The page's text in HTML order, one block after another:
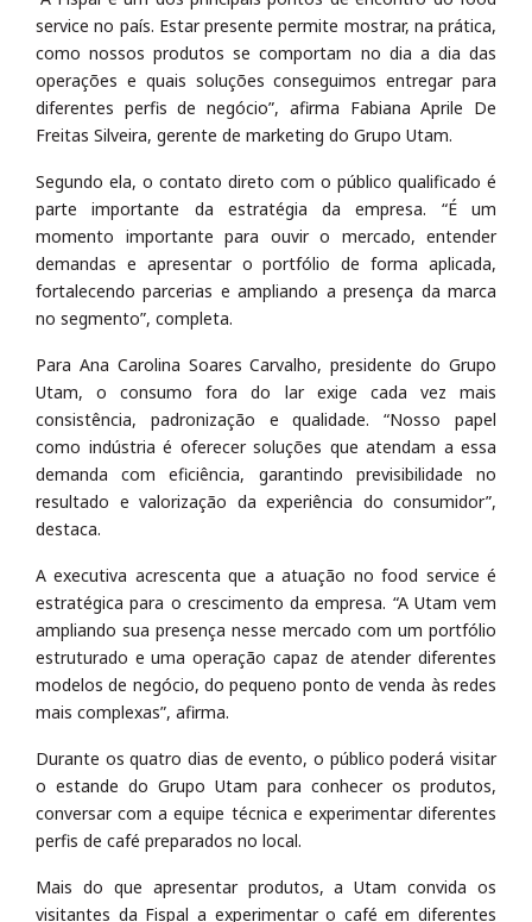
service no país. Estar presente permite mostrar, na prática,
como nossos produtos se comportam no dia a dia das
operações e quais soluções conseguimos entregar para
diferentes perfis de negócio”, afirma Fabiana Aprile De
Freitas Silveira, gerente de marketing do Grupo Utam.
Segundo ela, o contato direto com o público qualificado é
parte importante da estratégia da empresa. “É um
momento importante para ouvir o mercado, entender
demandas e apresentar o portfólio de forma aplicada,
fortalecendo parcerias e ampliando a presença da marca
no segmento”, completa.
Para Ana Carolina Soares Carvalho, presidente do Grupo
Utam, o consumo fora do lar exige cada vez mais
consistência, padronização e qualidade. “Nosso papel
como indústria é oferecer soluções que atendam a essa
demanda com eficiência, garantindo previsibilidade no
resultado e valorização da experiência do consumidor”,
destaca.
A executiva acrescenta que a atuação no food service é
estratégica para o crescimento da empresa. “A Utam vem
ampliando sua presença nesse mercado com um portfólio
estruturado e uma operação capaz de atender diferentes
modelos de negócio, do pequeno ponto de venda às redes
mais complexas”, afirma.
Durante os quatro dias de evento, o público poderá visitar
o estande do Grupo Utam para conhecer os produtos,
conversar com a equipe técnica e experimentar diferentes
perfis de café preparados no local.
Mais do que apresentar produtos, a Utam convida os
visitantes da Fispal a experimentar o café em diferentes